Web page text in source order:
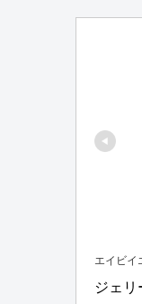
エイビイ
ジェリ